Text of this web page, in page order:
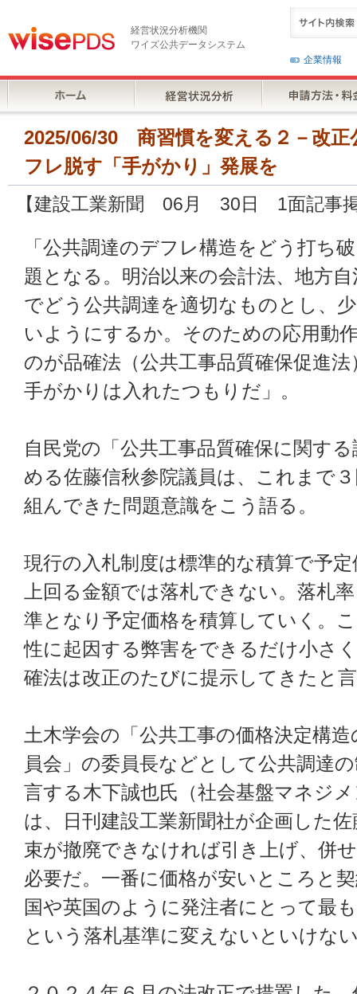
経営状況分析機関
ワイズ公共データシステム
企業情報
2025/06/30 商習慣を変える２－改正
フレ脱す「手がかり」発展を
【建設工業新聞 06月 30日 1面記事
「公共調達のデフレ構造をどう打ち
題となる。明治以来の会計法、地方
でどう公共調達を適切なものとし、
いようにするか。そのための応用動
のが品確法（公共工事品質確保促進
手がかりは入れたつもりだ」。
自民党の「公共工事品質確保に関す
める佐藤信秋参院議員は、これまで
組んできた問題意識をこう語る。
現行の入札制度は標準的な積算で予
上回る金額では落札できない。落札
準となり予定価格を積算していく。
性に起因する弊害をできるだけ小さ
確法は改正のたびに提示してきたと
土木学会の「公共工事の価格決定構
員会」の委員長などとして公共調達
言する木下誠也氏（社会基盤マネジ
は、日刊建設工業新聞社が企画した
束が撤廃できなければ引き上げ、併
必要だ。一番に価格が安いところと
国や英国のように発注者にとって最
という落札基準に変えないといけな